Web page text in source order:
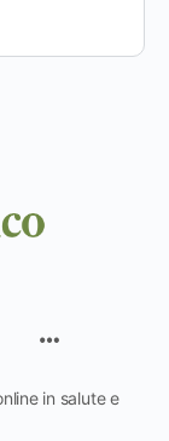
in salute e